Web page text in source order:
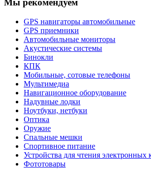
Мы рекомендуем
GPS навигаторы автомобильные
GPS приемники
Автомобильные мониторы
Акустические системы
Бинокли
КПК
Мобильные, сотовые телефоны
Мультимедиа
Навигационное оборудование
Надувные лодки
Ноутбуки, нетбуки
Оптика
Оружие
Спальные мешки
Спортивное питание
Устройства для чтения электронных
Фототовары